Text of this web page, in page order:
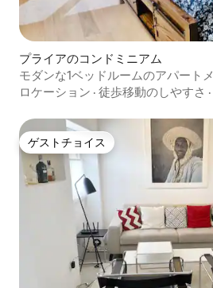
プライアのコンドミニアム
モダンな1ベッドルームのアパート
分、ビーチの近く
ロケーション · 徒歩移動のしやすさ ·
ゲストチョイス
ゲストチョイス